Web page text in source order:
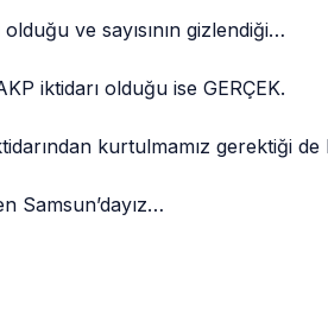
ve sayısının gizlendiği…
iktidarı olduğu ise GERÇEK.
kurtulmamız gerektiği de
Samsun’dayız…